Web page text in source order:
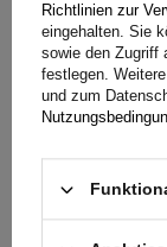
Richtlinien zur
eingehalten. Sie
sowie den Zugriff
festlegen.
und zum